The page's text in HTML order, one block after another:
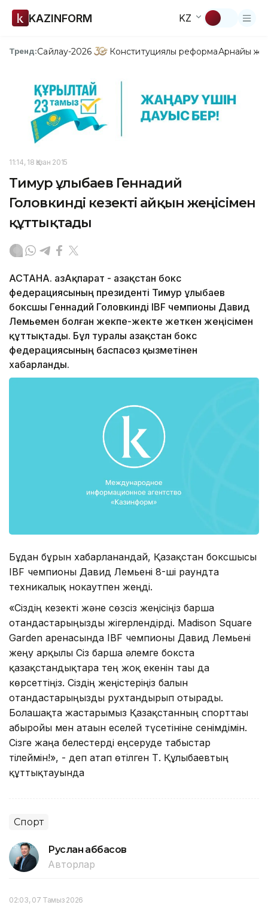
KAZINFORM KZ
Тренд:Сайлау-2026 Конституциялық реформаАрнайы
11:14, 18 Қазан 2015
Тимур Құлыбаев Геннадий
Головкинді кезекті айқын жеңісімен
құттықтады
АСТАНА. ҚазАқпарат - Қазақстан бокс
федерациясының президенті Тимур Құлыбаев
боксшы Геннадий Головкинді IBF чемпионы Давид
Лемьемен болған жекпе-жекте жеткен жеңісімен
құттықтады. Бұл туралы Қазақстан бокс
федерациясының баспасөз қызметінен
хабарланды.
Бұдан бұрын хабарланғандай, Қазақстан боксшысы
IBF чемпионы Давид Лемьені 8-ші раундта
теxникалық нокаутпен жеңді.
«Сіздің кезекті және сөзсіз жеңісіңіз барша
отандастарыңызды жігерлендірді. Madison Square
Garden аренасында IBF чемпионы Давид Лемьені
жеңу арқылы Сіз барша әлемге бокста
қазақстандықтарға тең жоқ екенін тағы да
көрсеттіңіз. Сіздің жеңістеріңіз балғын
отандастарыңызды рухтандырып отырады.
Болашақта жастарымыз Қазақстанның спорттағы
абыройы мен атағын еселей түсетініне сенімдімін.
Сізге жаңа белестерді еңсеруде табыстар
тілеймін!», - деп атап өтілген Т. Құлыбаевтың
құттықтауында
Спорт
Руслан Ғаббасов
Авторлар
02:03, 07 Тамыз 2026